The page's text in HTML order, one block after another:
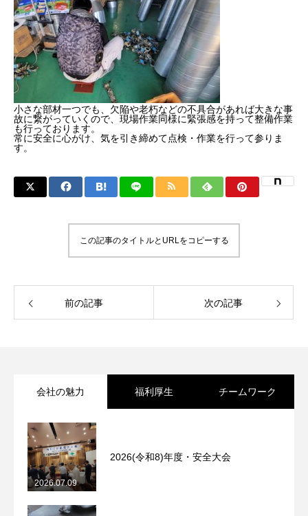
小さな部材一つでも、欠陥や老朽などの不具合があれば大きな事
故に繋がっていくので、現場作業同様に緊張感を持って整備作業
も行っております。
常に安全に心がけ、気を引き締めて点検・作業を行って参りま
す。
この記事のタイトルとURLをコピーする
前の記事 次の記事
会社の魅力 福利厚生 チームワーク
2026(令和8)年度・安全大会
2026.07.09